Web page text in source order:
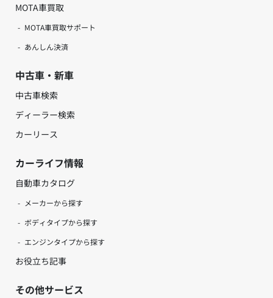
MOTA車買取
MOTA車買取サポート
あんしん決済
中古車・新車
中古車検索
ディーラー検索
カーリース
カーライフ情報
自動車カタログ
メーカーから探す
ボディタイプから探す
エンジンタイプから探す
お役立ち記事
その他サービス